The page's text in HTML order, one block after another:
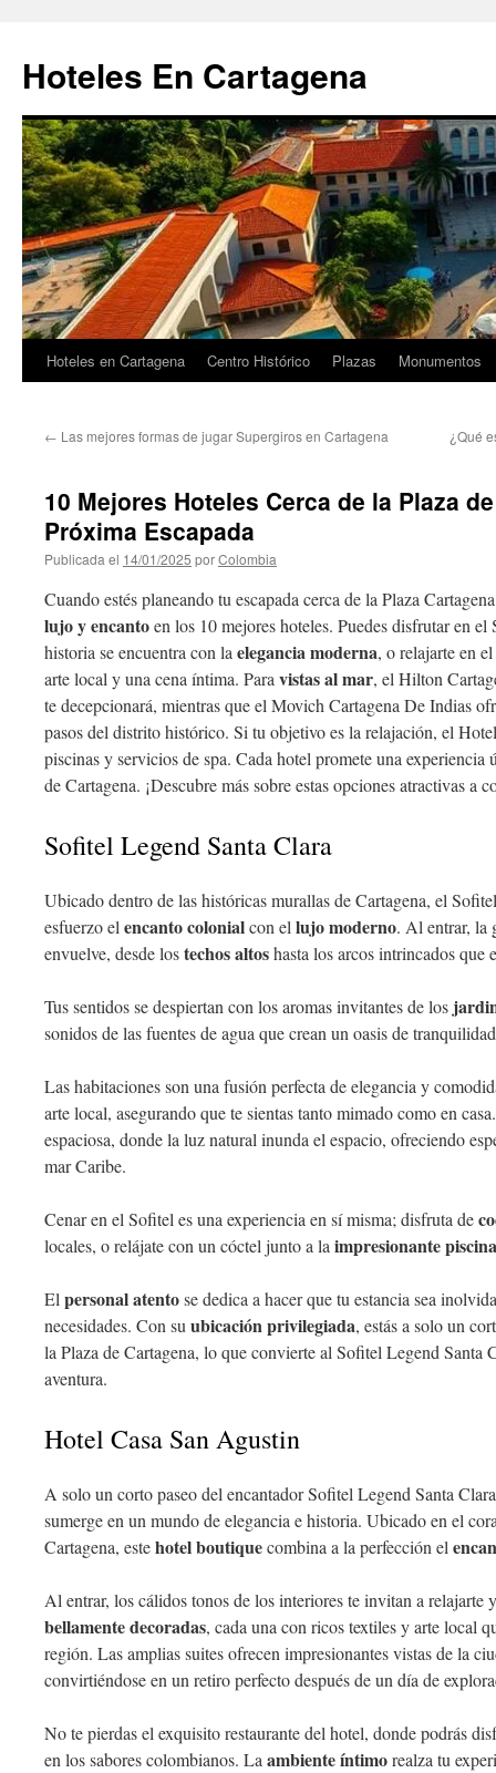
contenido
Hoteles En Cartagena
Hoteles en Cartagena Centro Histórico Plazas Monumentos
← Las mejores formas de jugar Supergiros en Cartagena ¿Qué
10 Mejores Hoteles Cerca de la Plaza
Próxima Escapada
Publicada el 14/01/2025 porColombia
Cuando estés planeando tu escapada cerca de la Plaza
lujo y encantoen los 10 mejores hoteles. Puedes disfrutar en
historia se encuentra con la elegancia moderna, o relajarte en
arte local y una cena íntima. Para vistas al mar, el Hilton
te decepcionará, mientras que el Movich Cartagena De Indias
pasos del distrito histórico. Si tu objetivo es la relajación, el
piscinas y servicios de spa. Cada hotel promete una
de Cartagena. ¡Descubre más sobre estas opciones atractivas a
Sofitel Legend Santa Clara
Ubicado dentro de las históricas murallas de Cartagena, el
esfuerzo el encanto colonialcon el lujo moderno. Al entrar, la
envuelve, desde lostechos altoshasta los arcos intrincados que
Tus sentidos se despiertan con los aromas invitantes de los
sonidos de las fuentes de agua que crean un oasis de
Las habitaciones son una fusión perfecta de elegancia y
arte local, asegurando que te sientas tanto mimado como en
espaciosa, donde la luz natural inunda el espacio, ofreciendo
mar Caribe.
Cenar en el Sofitel es una experiencia en sí misma; disfruta de
locales, o relájate con un cóctel junto a la impresionante
El personal atentose dedica a hacer que tu estancia sea
necesidades. Con su ubicación privilegiada, estás a solo un
la Plaza de Cartagena, lo que convierte al Sofitel Legend Santa
aventura.
Hotel Casa San Agustin
A solo un corto paseo del encantador Sofitel Legend Santa
sumerge en un mundo de elegancia e historia. Ubicado en el
Cartagena, estehotel boutiquecombina a la perfección el
Al entrar, los cálidos tonos de los interiores te invitan a relajarte
bellamente decoradas, cada una con ricos textiles y arte local
región. Las amplias suites ofrecen impresionantes vistas de la
convirtiéndose en un retiro perfecto después de un día de
No te pierdas el exquisito restaurante del hotel, donde podrás
en los sabores colombianos. La ambiente íntimorealza tu